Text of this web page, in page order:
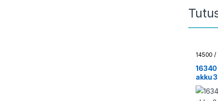
14500 /
16340
akku
mAh,